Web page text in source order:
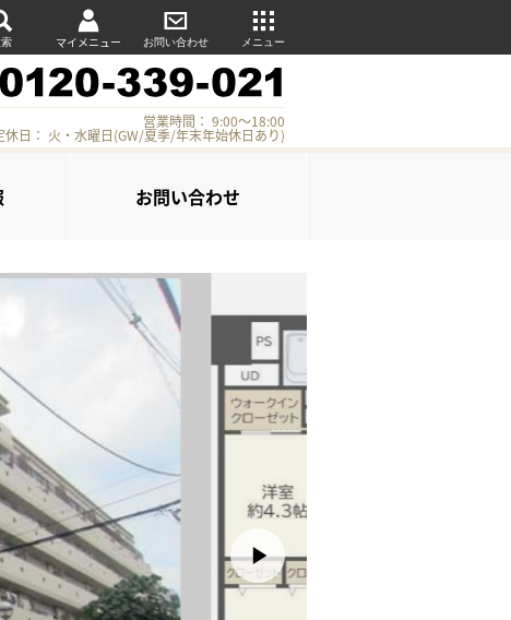
マイメニュー お問い合わせ メニュー
営業時間： 9:00～18:00
休日： 火・水曜日(GW/夏季/年末年始休日あり)
お問い合わせ